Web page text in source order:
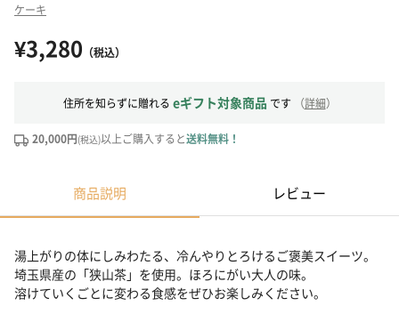
ケーキ
¥3,280 （税込）
住所を知らずに贈れる eギフト対象商品 です （詳細）
20,000円(税込)以上ご購入すると送料無料！
商品説明 レビュー
湯上がりの体にしみわたる、冷んやりとろけるご褒美スイーツ。
埼玉県産の「狭山茶」を使用。ほろにがい大人の味。
溶けていくごとに変わる食感をぜひお楽しみください。